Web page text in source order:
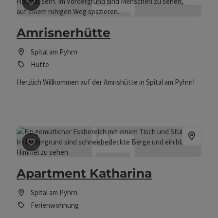
große Priel ca. 30 km und Schloss Trautenfels liegen 29 km
entfernt.
Amrisnerhütte
Spital am Pyhrn
Hütte
Herzlich Willkommen auf der Amrishütte in Spital am Pyhrn!
Beitrag merken: Apartment Katharina
Apartment Katharina
Spital am Pyhrn
Ferienwohnung